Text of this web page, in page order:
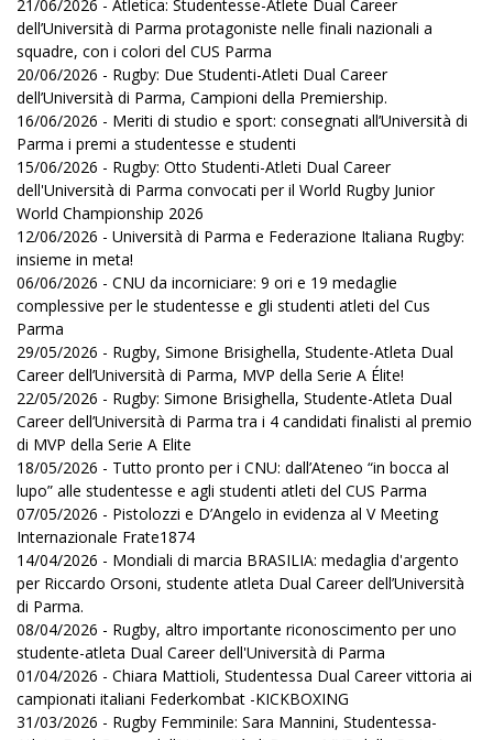
21/06/2026 - Atletica: Studentesse-Atlete Dual Career
dell’Università di Parma protagoniste nelle finali nazionali a
squadre, con i colori del CUS Parma
20/06/2026 - Rugby: Due Studenti-Atleti Dual Career
dell’Università di Parma, Campioni della Premiership.
16/06/2026 - Meriti di studio e sport: consegnati all’Università di
Parma i premi a studentesse e studenti
15/06/2026 - Rugby: Otto Studenti-Atleti Dual Career
dell'Università di Parma convocati per il World Rugby Junior
World Championship 2026
12/06/2026 - Università di Parma e Federazione Italiana Rugby:
insieme in meta!
06/06/2026 - CNU da incorniciare: 9 ori e 19 medaglie
complessive per le studentesse e gli studenti atleti del Cus
Parma
29/05/2026 - Rugby, Simone Brisighella, Studente-Atleta Dual
Career dell’Università di Parma, MVP della Serie A Élite!
22/05/2026 - Rugby: Simone Brisighella, Studente-Atleta Dual
Career dell’Università di Parma tra i 4 candidati finalisti al premio
di MVP della Serie A Elite
18/05/2026 - Tutto pronto per i CNU: dall’Ateneo “in bocca al
lupo” alle studentesse e agli studenti atleti del CUS Parma
07/05/2026 - Pistolozzi e D’Angelo in evidenza al V Meeting
Internazionale Frate1874
14/04/2026 - Mondiali di marcia BRASILIA: medaglia d'argento
per Riccardo Orsoni, studente atleta Dual Career dell’Università
di Parma.
08/04/2026 - Rugby, altro importante riconoscimento per uno
studente-atleta Dual Career dell'Università di Parma
01/04/2026 - Chiara Mattioli, Studentessa Dual Career vittoria ai
campionati italiani Federkombat -KICKBOXING
31/03/2026 - Rugby Femminile: Sara Mannini, Studentessa-